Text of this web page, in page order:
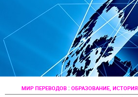
МИР ПЕРЕВОДОВ: ОБРАЗОВАНИЕ, ИСТОРИЯ